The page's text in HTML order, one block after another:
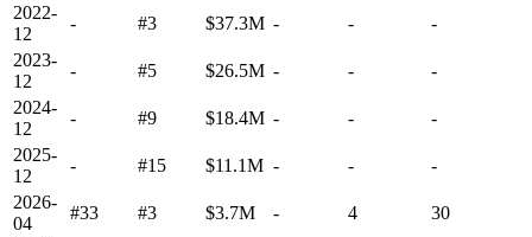
2022-
12
- #3 $37.3M - -
-
2023-
12
- #5 $26.5M - -
-
2024-
12
- #9 $18.4M - -
-
2025-
12
- #15 $11.1M - -
-
2026-
04
#33 #3 $3.7M - 4
30